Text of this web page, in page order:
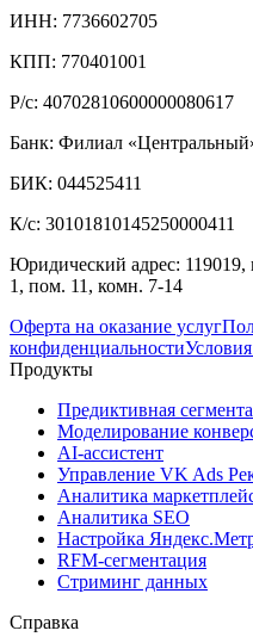
ИНН: 7736602705
КПП: 770401001
Р/с: 40702810600000080617
Банк: Филиал
БИК: 044525411
К/с: 30101810145250000411
Юридический адрес: 119019,
1, пом. 11, комн. 7-14
Оферта на оказание услуг
конфиденциальности
Продукты
Предиктивная
Моделирование
AI-ассистент
Управление VK Ads
Аналитика
Аналитика SEO
Настройка
RFM-сегментация
Cтриминг данных
Справка